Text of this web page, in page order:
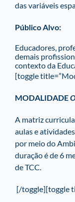
das variáveis
Público Alvo:
Educadores,
demais
contexto da
[toggle
MODALIDADE
A matriz
aulas e
por meio do
duração é de 6
de TCC.
[/toggle][toggle